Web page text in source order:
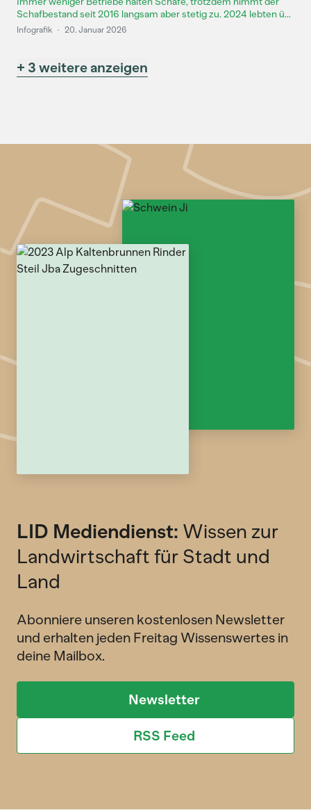
Schafbestand seit 2016 langsam aber stetig zu. 2024 lebten ü...
Infografik · 20. Januar 2026
+ 3 weitere anzeigen
LID Mediendienst: Wissen zur
Landwirtschaft für Stadt und
Land
Abonniere unseren kostenlosen Newsletter
und erhalten jeden Freitag Wissenswertes in
deine Mailbox.
Newsletter
RSS Feed